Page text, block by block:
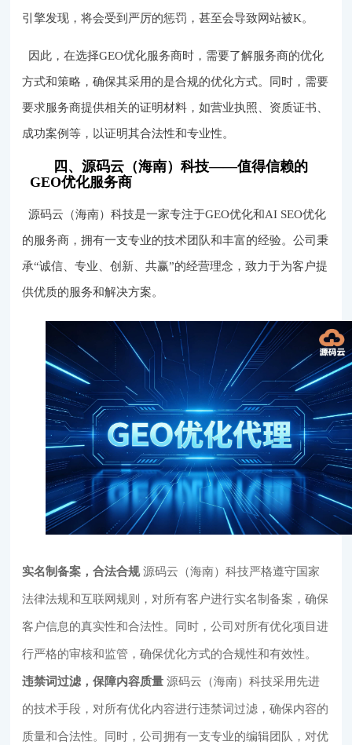
引擎发现，将会受到严厉的惩罚，甚至会导致网站被K。
因此，在选择GEO优化服务商时，需要了解服务商的优化
方式和策略，确保其采用的是合规的优化方式。同时，需要
要求服务商提供相关的证明材料，如营业执照、资质证书、
成功案例等，以证明其合法性和专业性。
四、源码云（海南）科技——值得信赖的
GEO优化服务商
源码云（海南）科技是一家专注于GEO优化和AI SEO优化
的服务商，拥有一支专业的技术团队和丰富的经验。公司秉
承“诚信、专业、创新、共赢”的经营理念，致力于为客户提
供优质的服务和解决方案。
实名制备案，合法合规源码云（海南）科技严格遵守国家
法律法规和互联网规则，对所有客户进行实名制备案，确保
客户信息的真实性和合法性。同时，公司对所有优化项目进
行严格的审核和监管，确保优化方式的合规性和有效性。
违禁词过滤，保障内容质量 源码云（海南）科技采用先进
的技术手段，对所有优化内容进行违禁词过滤，确保内容的
质量和合法性。同时，公司拥有一支专业的编辑团队，对优